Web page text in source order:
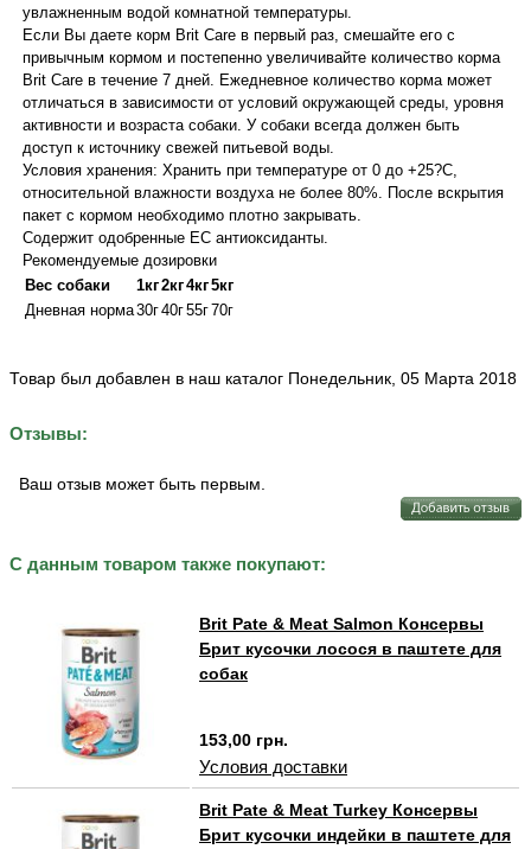
увлажненным водой комнатной температуры.
Если Вы даете корм Brit Care в первый раз, смешайте его с
привычным кормом и постепенно увеличивайте количество корма
Brit Care в течение 7 дней. Ежедневное количество корма может
отличаться в зависимости от условий окружающей среды, уровня
активности и возраста собаки. У собаки всегда должен быть
доступ к источнику свежей питьевой воды.
Условия хранения: Хранить при температуре от 0 до +25?С,
относительной влажности воздуха не более 80%. После вскрытия
пакет с кормом необходимо плотно закрывать.
Содержит одобренные ЕС антиоксиданты.
Рекомендуемые дозировки
Вес собаки
1кг2кг4кг5кг
Дневная норма30г40г55г70г
Товар был добавлен в наш каталог Понедельник, 05 Марта 2018
Отзывы:
Ваш отзыв может быть первым.
С данным товаром также покупают:
Brit Pate & Meat Salmon Консервы
Брит кусочки лосося в паштете для
собак
153,00 грн.
Условия доставки
Brit Pate & Meat Turkey Консервы
Брит кусочки индейки в паштете для